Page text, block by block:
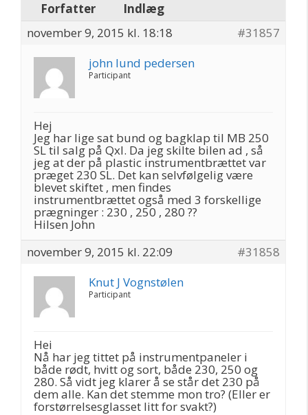
Forfatter
Indlæg
november 9, 2015 kl. 18:18
#31857
john lund pedersen
Participant
Hej
Jeg har lige sat bund og bagklap til MB 250
SL til salg på Qxl. Da jeg skilte bilen ad , så
jeg at der på plastic instrumentbrættet var
præget 230 SL. Det kan selvfølgelig være
blevet skiftet , men findes
instrumentbrættet også med 3 forskellige
prægninger : 230 , 250 , 280 ??
Hilsen John
november 9, 2015 kl. 22:09
#31858
Knut J Vognstølen
Participant
Hei
Nå har jeg tittet på instrumentpaneler i
både rødt, hvitt og sort, både 230, 250 og
280. Så vidt jeg klarer å se står det 230 på
dem alle. Kan det stemme mon tro? (Eller er
forstørrelsesglasset litt for svakt?)